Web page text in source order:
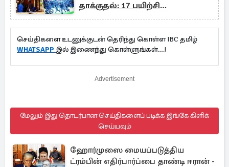
தாக்குதல்: 17 பயிற்சி
காவல்துறையினர் பலி
செய்திகளை உடனுக்குடன் தெரிந்து கொள்ள IBC தமிழ்
WHATSAPP இல் இணைந்து கொள்ளுங்கள்...!
Advertisement
மேலும் இது தொடர்பான செய்திகளைப் படிக்க இங்கே கிளிக்
செய்யவும்
ஹோர்முஸை மையப்படுத்திய
ட்ரம்பின் எதிர்பார்ப்பை தாண்டி ஈரான் -